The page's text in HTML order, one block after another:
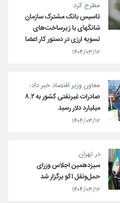
مطرح کرد:
تاسیس بانک مشترک سازمان
شانگهای با زیرساخت‌های
تسویه ارزی در دستور کار اعضا
۱۴۰۴/۰۳/۱۲
معاون وزیر اقتصاد خبر داد؛
صادرات غیرنفتی کشور به ۸.۲
میلیارد دلار رسید
۱۴۰۴/۰۳/۱۲
در تهران
سیزدهمین اجلاس وزرای
حمل‌ونقل اکو برگزار شد
۱۴۰۴/۰۳/۱۲